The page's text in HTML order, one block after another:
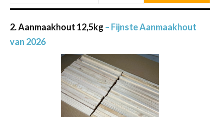
2. Aanmaakhout 12,5kg – Fijnste Aanmaakhout
van 2026